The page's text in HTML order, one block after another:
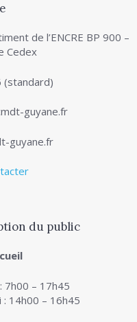
de l’ENCRE BP 900 –
Cedex
(standard)
guyane.fr
guyane.fr
du public
7h00 – 17h45
: 14h00 – 16h45